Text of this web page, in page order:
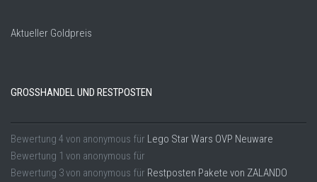
Aktueller Goldpreis
GROSSHANDEL UND RESTPOSTEN
Bewertung 4 von anonymous für Lego Star Wars OVP Neuware
Bewertung 1 von anonymous für
Bewertung 3von anonymous für Restposten Pakete von ZALANDO